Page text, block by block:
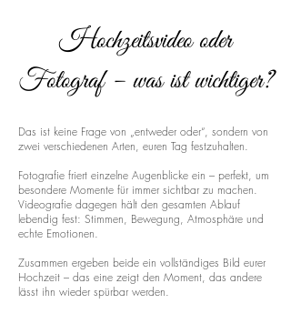
Hochzeitsvideo oder
Fotograf – was ist wichtiger?
Das ist keine Frage von „entweder oder“, sondern von
zwei verschiedenen Arten, euren Tag festzuhalten.
Fotografie friert einzelne Augenblicke ein – perfekt, um
besondere Momente für immer sichtbar zu machen.
Videografie dagegen hält den gesamten Ablauf
lebendig fest: Stimmen, Bewegung, Atmosphäre und
echte Emotionen.
Zusammen ergeben beide ein vollständiges Bild eurer
Hochzeit – das eine zeigt den Moment, das andere
lässt ihn wieder spürbar werden.